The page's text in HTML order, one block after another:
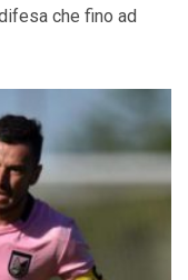
che fino ad